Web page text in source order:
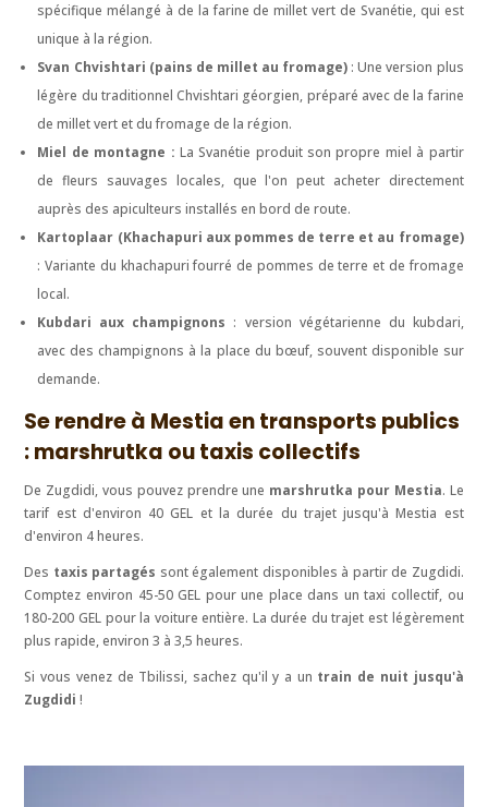
spécifique mélangé à de la farine de millet vert de Svanétie, qui est
unique à la région.
Svan Chvishtari (pains de millet au fromage) : Une version plus
légère du traditionnel Chvishtari géorgien, préparé avec de la farine
de millet vert et du fromage de la région.
Miel de montagne : La Svanétie produit son propre miel à partir
de fleurs sauvages locales, que l'on peut acheter directement
auprès des apiculteurs installés en bord de route.
Kartoplaar (Khachapuri aux pommes de terre et au fromage)
: Variante du khachapuri fourré de pommes de terre et de fromage
local.
Kubdari aux champignons : version végétarienne du kubdari,
avec des champignons à la place du bœuf, souvent disponible sur
demande.
Se rendre à Mestia en transports publics
: marshrutka ou taxis collectifs
De Zugdidi, vous pouvez prendre une marshrutka pour Mestia. Le
tarif est d'environ 40 GEL et la durée du trajet jusqu'à Mestia est
d'environ 4 heures.
Des taxis partagés sont également disponibles à partir de Zugdidi.
Comptez environ 45-50 GEL pour une place dans un taxi collectif, ou
180-200 GEL pour la voiture entière. La durée du trajet est légèrement
plus rapide, environ 3 à 3,5 heures.
Si vous venez de Tbilissi, sachez qu'il y a un train de nuit jusqu'à
Zugdidi !